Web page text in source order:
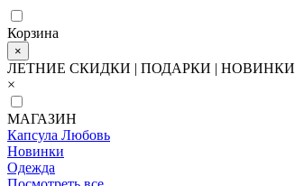
Корзина
×
ЛЕТНИЕ СКИДКИ | ПОДАРКИ | НОВИНКИ
×
МАГАЗИН
Капсула Любовь
Новинки
Одежда